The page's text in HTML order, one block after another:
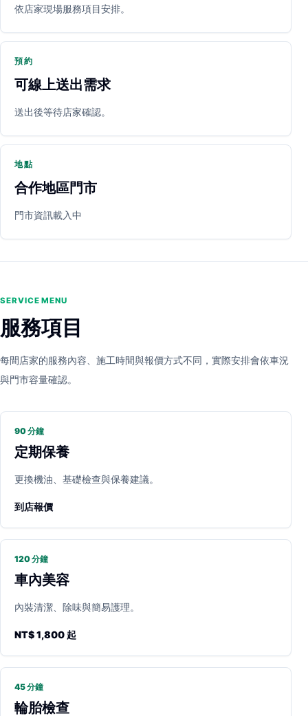
立即預約 開啟地圖 其他店家
依店家現場服務項目安排。
預約
可線上送出需求
送出後等待店家確認。
地點
合作地區門市
門市資訊載入中
SERVICE MENU
服務項目
每間店家的服務內容、施工時間與報價方式不同，實際安排會依車況
與門市容量確認。
90 分鐘
定期保養
更換機油、基礎檢查與保養建議。
到店報價
120 分鐘
車內美容
內裝清潔、除味與簡易護理。
NT$ 1,800 起
45 分鐘
輪胎檢查